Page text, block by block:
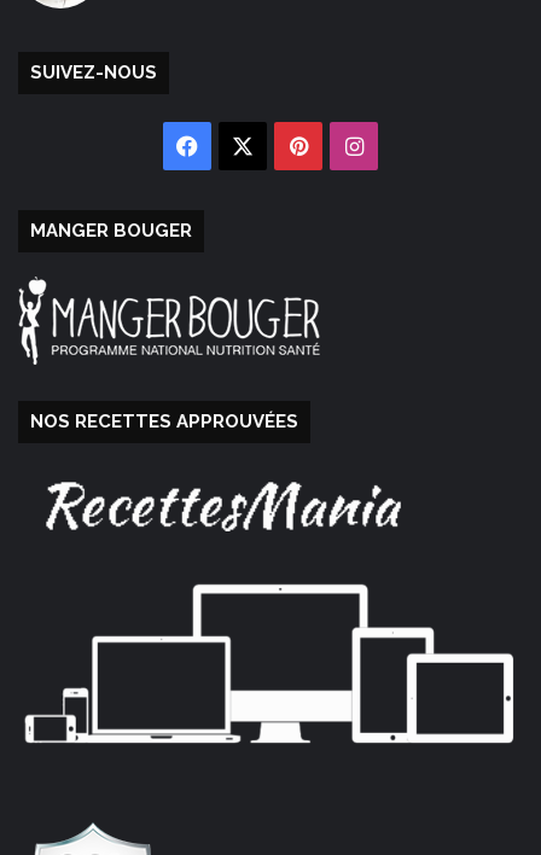
SUIVEZ-NOUS
Facebook PinterestInstagram
MANGER BOUGER
NOS RECETTES APPROUVÉES